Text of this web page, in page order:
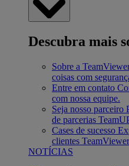
Descubra mais
Sobre a
coisas com
Entre em contato
com nossa equipe.
Seja nosso parceiro
de parcerias
Cases de sucesso
clientes
NOTÍCIAS